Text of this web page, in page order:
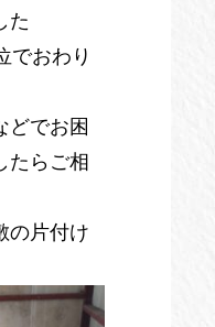
た
でおわり
どでお困
たらご相
の片付け